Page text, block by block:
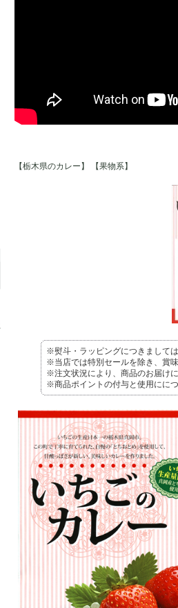
【栃木県のカレー】 【果物系】
※熨斗・ラッピングにつきましては
※当店では特別セールを除き、賞
※注文状況により、商品のお届け
※商品ポイントの付与と使用にに